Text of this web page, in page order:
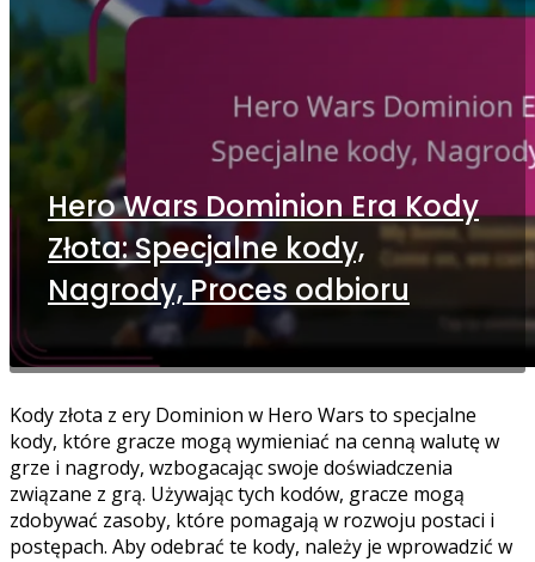
Hero Wars Dominion Era Kody
Złota: Specjalne kody,
Nagrody, Proces odbioru
Kody złota z ery Dominion w Hero Wars to specjalne
kody, które gracze mogą wymieniać na cenną walutę w
grze i nagrody, wzbogacając swoje doświadczenia
związane z grą. Używając tych kodów, gracze mogą
zdobywać zasoby, które pomagają w rozwoju postaci i
postępach. Aby odebrać te kody, należy je wprowadzić w